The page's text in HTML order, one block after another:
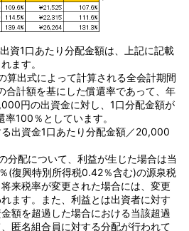
資1口あたり分配金額は、上記に記載
ます。
算出式によって計算される全会計期間
合計額を基にした償還率であって、年
円の出資金に対し、1口分配金額が
100％としています。
金1口あたり分配金額／20,000
分配について、利益が生じた場合は当
(復興特別所得税0.42％含む)の源泉税
来税率が変更された場合には、変更
ます。また、利益とは出資者に対す
額を超過した場合における当該超過
匿名組合員に対する分配が行われて